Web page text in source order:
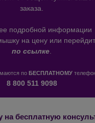
заказа.
подробной информации
на цену или
по ссылке
по БЕСПЛАТНОМУ
8 800 511 9098
на бесплатную